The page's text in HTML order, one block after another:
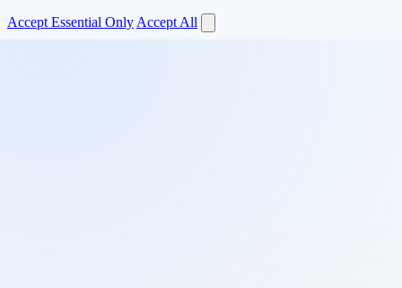
Accept Essential Only Accept All